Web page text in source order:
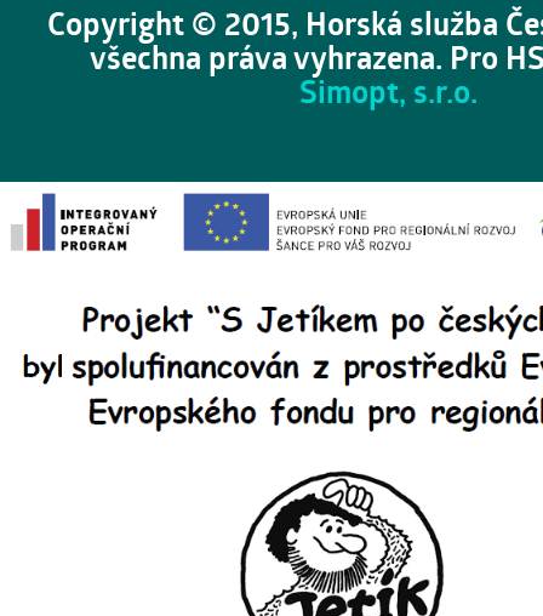
Copyright © 2015, Horská služba
všechna práva vyhrazena. Pro
Simopt, s.r.o.